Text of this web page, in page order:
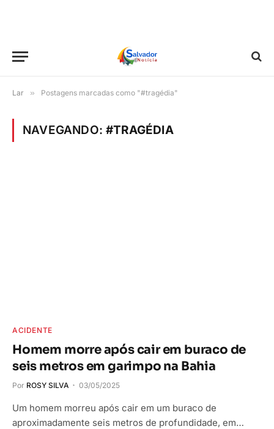
Lar » Postagens marcadas como "#tragédia"
NAVEGANDO:#TRAGÉDIA
ACIDENTE
Homem morre após cair em buraco de
seis metros em garimpo na Bahia
Por ROSY SILVA 03/05/2025
Um homem morreu após cair em um buraco de
aproximadamente seis metros de profundidade, em…